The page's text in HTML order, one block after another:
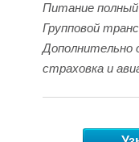
Питание полный
Групповой
Дополнительно
страховка и